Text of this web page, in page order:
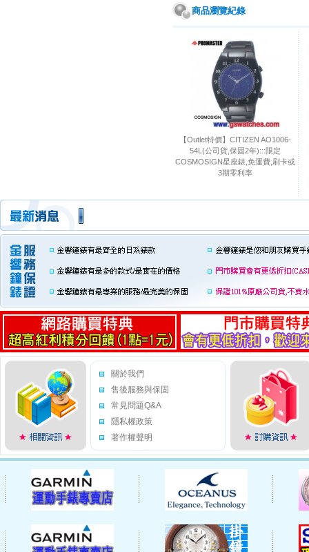
商品瀏覽紀錄
【Outlet特價】CITIZEN AO1006-
54L(公司貨,保固2年):::限定
COSMOSIGN星座錶,免運費,刷卡或
3期零利率
關於我們
售後服務與保固
常見問題Q&A
隱私權政策
著作權聲明